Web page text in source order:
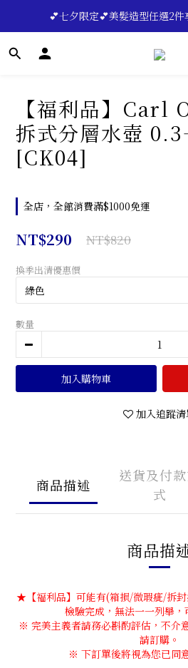
🔥💪My Superdad😍｜全館領
💕七夕限定💕美髮造型任選2
一分鐘登錄保固 | 買得安
【福利品】Carl
拆式分層水壺
[CK04]
全店，全館消費滿$1000免運
NT$290 NT$820
換季出清優惠價
數量
加入購物車
加入追蹤
商品描述
送貨及付
式
商品描
★【福利品】可能有(箱損/微瑕疵/拆
檢驗完成，無法一一列舉
※ 完美主義者請務必斟酌評估，不介
請訂購。
※ 下訂單後將視為您已同